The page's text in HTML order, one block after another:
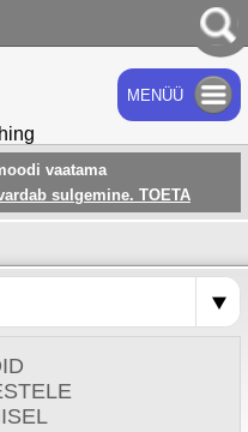
OTSI
MENÜÜ
vaatama
sulgemine. TOETA